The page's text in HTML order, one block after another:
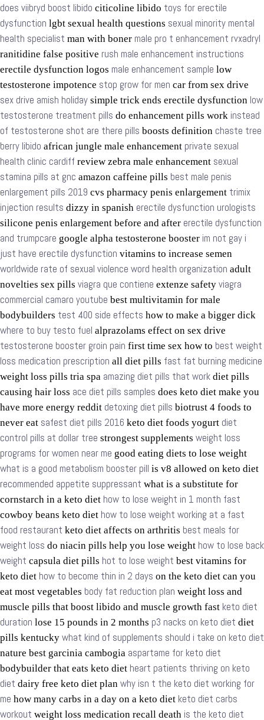
does viibryd boost libido citicoline libido toys for erectile
dysfunction lgbt sexual health questions sexual minority mental
health specialist man with boner male pro t enhancement rvxadryl
ranitidine false positive rush male enhancement instructions
erectile dysfunction logos male enhancement sample low
testosterone impotence stop grow for men car from sex drive
sex drive amish holiday simple trick ends erectile dysfunction low
testosterone treatment pills do enhancement pills work instead
of testosterone shot are there pills boosts definition chaste tree
berry libido african jungle male enhancement private sexual
health clinic cardiff review zebra male enhancement sexual
stamina pills at gnc amazon caffeine pills best male penis
enlargement pills 2019 cvs pharmacy penis enlargement trimix
injection results dizzy in spanish erectile dysfunction urologists
silicone penis enlargement before and after erectile dysfunction
and trumpcare google alpha testosterone booster im not gay i
just have erectile dysfunction vitamins to increase semen
worldwide rate of sexual violence word health organization adult
novelties sex pills viagra que contiene extenze safety viagra
commercial camaro youtube best multivitamin for male
bodybuilders test 400 side effects how to make a bigger dick
where to buy testo fuel alprazolams effect on sex drive
testosterone booster groin pain first time sex how to best weight
loss medication prescription all diet pills fast fat burning medicine
weight loss pills tria spa amazing diet pills that work diet pills
causing hair loss ace diet pills samples does keto diet make you
have more energy reddit detoxing diet pills biotrust 4 foods to
never eat safest diet pills 2016 keto diet foods yogurt diet
control pills at dollar tree strongest supplements weight loss
programs for women near me good eating diets to lose weight
what is a good metabolism booster pill is v8 allowed on keto diet
recommended appetite suppressant what is a substitute for
cornstarch in a keto diet how to lose weight in 1 month fast
cowboy beans keto diet how to lose weight working at a fast
food restaurant keto diet affects on arthritis best meals for
weight loss do niacin pills help you lose weight how to lose back
weight capsula diet pills hot to lose weight best vitamins for
keto diet how to become thin in 2 days on the keto diet can you
eat most vegetables body fat reduction plan weight loss and
muscle pills that boost libido and muscle growth fast keto diet
duration lose 15 pounds in 2 months p3 nacks on keto diet diet
pills kentucky what kind of supplements should i take on keto diet
nature best garcinia cambogia aspartame for keto diet
bodybuilder that eats keto diet heart patients thriving on keto
diet dairy free keto diet plan why isn t the keto diet working for
me how many carbs in a day on a keto diet keto diet carbs
workout weight loss medication recall death is the keto diet